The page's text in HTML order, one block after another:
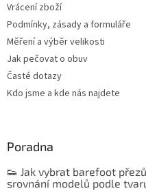
Vrácení zboží
Podmínky, zásady a formuláře
Měření a výběr velikosti
Jak pečovat o obuv
Časté dotazy
Kdo jsme a kde nás najdete
Poradna
👟 Jak vybrat barefoot
srovnání modelů podle